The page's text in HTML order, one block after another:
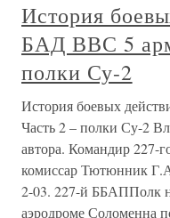
История
БАД ВВС 5
полки Су-2
История боевых
Часть 2 – полки Су-2
автора. Командир
комиссар Тютюнник
2-03. 227-й ББАППолк
аэродроме Соломенна